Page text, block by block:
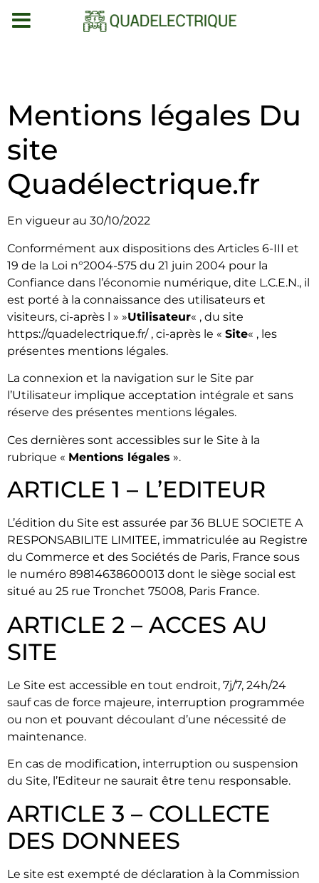
Mentions légales Du
site
Quadélectrique.fr
En vigueur au 30/10/2022
Conformément aux dispositions des Articles 6-III et
19 de la Loi n°2004-575 du 21 juin 2004 pour la
Confiance dans l’économie numérique, dite L.C.E.N., il
est porté à la connaissance des utilisateurs et
visiteurs, ci-après l » »Utilisateur« , du site
https://quadelectrique.fr/ , ci-après le « Site« , les
présentes mentions légales.
La connexion et la navigation sur le Site par
l’Utilisateur implique acceptation intégrale et sans
réserve des présentes mentions légales.
Ces dernières sont accessibles sur le Site à la
rubrique « Mentions légales ».
ARTICLE 1 – L’EDITEUR
L’édition du Site est assurée par 36 BLUE SOCIETE A
RESPONSABILITE LIMITEE, immatriculée au Registre
du Commerce et des Sociétés de Paris, France sous
le numéro 89814638600013 dont le siège social est
situé au 25 rue Tronchet 75008, Paris France.
ARTICLE 2 – ACCES AU
SITE
Le Site est accessible en tout endroit, 7j/7, 24h/24
sauf cas de force majeure, interruption programmée
ou non et pouvant découlant d’une nécessité de
maintenance.
En cas de modification, interruption ou suspension
du Site, l’Editeur ne saurait être tenu responsable.
ARTICLE 3 – COLLECTE
DES DONNEES
Le site est exempté de déclaration à la Commission
DEMO